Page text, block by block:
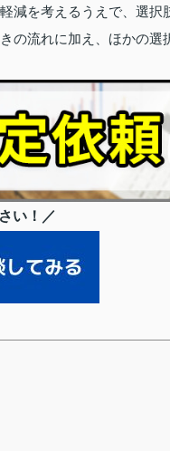
減を考えるうえで、選択
の流れに加え、ほかの選
い！／